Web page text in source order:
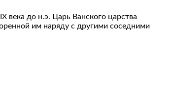
века до н.э. Царь Ванского царства
им наряду с другими соседними